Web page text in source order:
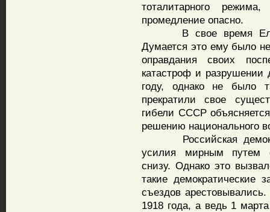
тоталитарного
промедление опасно.
В свое время
Думается это ему было
оправдания своих
катастроф и
году, однако не было
прекратили свое
гибели СССР
решению национального
Российская
усилия мирным путем
снизу. Однако это
такие демократические
съездов
1918 года, а ведь 1